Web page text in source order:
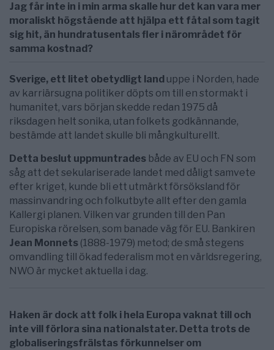
Jag får inte in i min arma skalle hur det kan vara mer
moraliskt högstående att hjälpa ett fåtal som tagit
sig hit, än hundratusentals fler i närområdet för
samma kostnad?
Sverige, ett litet obetydligt land uppe i Norden, hade
av karriärsugna politiker döpts om till en stormakt i
humanitet, vars början skedde redan 1975 då
riksdagen helt sonika, utan folkets godkännande,
bestämde att landet skulle bli mångkulturellt.
Detta beslut uppmuntrades både av EU och FN som
såg att det sekulariserade landet med dåligt samvete
efter kriget, kunde bli ett utmärkt försöksland för
massinvandring och folkutbyte allt efter den gamla
Kallergi planen. Vilken var grunden till den Pan
Europiska rörelsen, som banade väg för EU. Bankiren
Jean Monnets (1888-1979) metod; de små stegens
omvandling till ökad federalism mot en världsregering,
NWO är mycket aktuella i dag.
Haken är dock att folk i hela Europa vaknat till och
inte vill förlora sina nationalstater. Detta trots de
globaliseringsfrälstas förkunnelser om